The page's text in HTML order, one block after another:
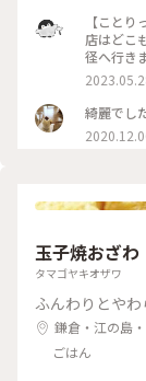
【こと
店はどこ
径へ行き
特に中国
径には人
た人力車に
小径 #人
綺麗でし
玉子焼おざわ
タマゴヤキオザワ
ふんわりとや
鎌倉・江の島
ごはん